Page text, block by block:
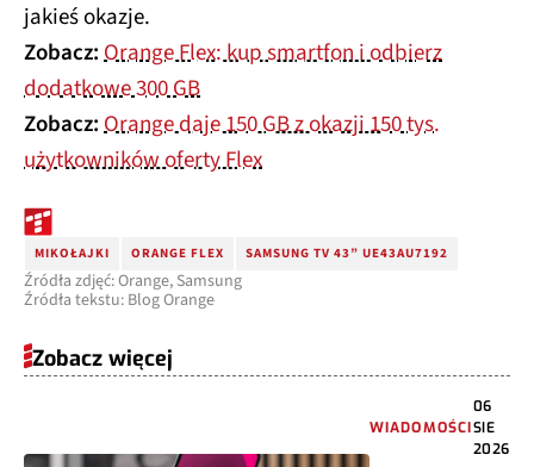
jakieś okazje.
Zobacz:Orange Flex: kup smartfon i odbierz
dodatkowe 300 GB
Zobacz:Orange daje 150 GB z okazji 150 tys.
użytkowników oferty Flex
MIKOŁAJKI ORANGE FLEX SAMSUNG TV 43” UE43AU7192
Źródła zdjęć: Orange, Samsung
Źródła tekstu: Blog Orange
Zobacz więcej
WIADOMOŚCI
06
SIE
2026